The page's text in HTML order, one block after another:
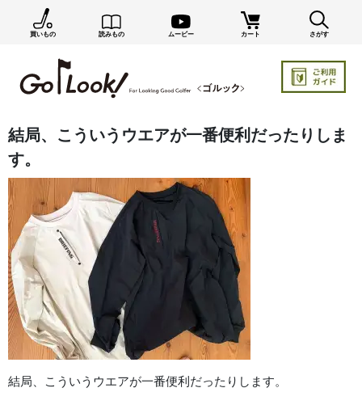
買いもの 読みもの ムービー カート さがす
結局、こういうウエアが一番便利だったりしま
す。
結局、こういうウエアが一番便利だったりします。